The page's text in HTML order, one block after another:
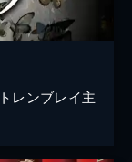
レンブレイ主